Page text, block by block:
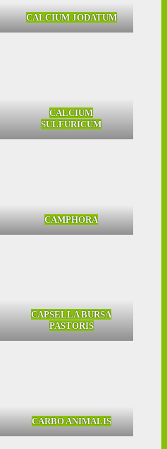
CALCIUM JODATUM
CALCIUM
SULFURICUM
CAMPHORA
CAPSELLA BURSA
PASTORIS
CARBO ANIMALIS